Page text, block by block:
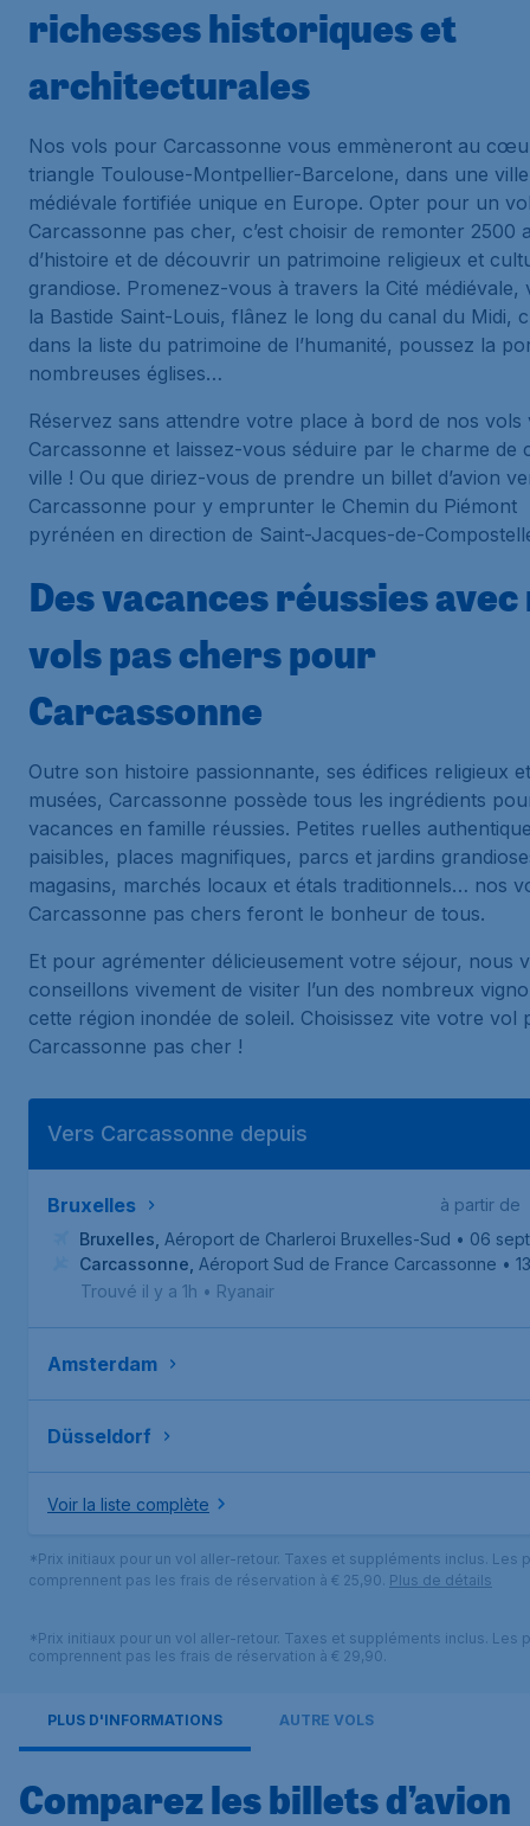
richesses historiques et
architecturales
Nos vols pour Carcassonne vous emmèneront au
triangle Toulouse-Montpellier-Barcelone, dans une ville
médiévale fortifiée unique en Europe. Opter pour un
Carcassonne pas cher, c’est choisir de remonter 2500
d’histoire et de découvrir un patrimoine religieux et
grandiose. Promenez-vous à travers la Cité médiévale,
la Bastide Saint-Louis, flânez le long du canal du Midi,
dans la liste du patrimoine de l’humanité, poussez la
nombreuses églises…
Réservez sans attendre votre place à bord de nos vols
Carcassonne et laissez-vous séduire par le charme de
ville ! Ou que diriez-vous de prendre un billet d’avion
Carcassonne pour y emprunter le Chemin du Piémont
pyrénéen en direction de Saint-Jacques-de-
Des vacances réussies avec
vols pas chers pour
Carcassonne
Outre son histoire passionnante, ses édifices religieux
musées, Carcassonne possède tous les ingrédients
vacances en famille réussies. Petites ruelles
paisibles, places magnifiques, parcs et jardins
magasins, marchés locaux et étals traditionnels… nos
Carcassonne pas chers feront le bonheur de tous.
Et pour agrémenter délicieusement votre séjour, nous
conseillons vivement de visiter l’un des nombreux
cette région inondée de soleil. Choisissez vite votre vol
Carcassonne pas cher !
Vers Carcassonne depuis
Bruxelles
à partir de
Bruxelles Aéroport de Charleroi Bruxelles-Sud • 06
Carcassonne Aéroport Sud de France Carcassonne •
Trouvé il y a 1h • Ryanair
Amsterdam
Düsseldorf
Voir la liste complète
*Prix initiaux pour un vol aller-retour. Taxes et suppléments inclus. Les
comprennent pas les frais de réservation à € 25,90. Plus de détails
*Prix initiaux pour un vol aller-retour. Taxes et suppléments inclus. Les
comprennent pas les frais de réservation à € 29,90.
PLUS D'INFORMATIONS AUTRE VOLS
Comparez les billets d’avion